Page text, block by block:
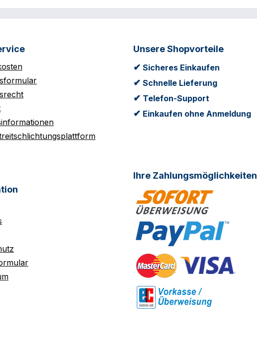
Unsere Shopvorteile
✔ Sicheres Einkaufen
✔ Schnelle Lieferung
✔ Telefon-Support
✔ Einkaufen ohne Anmeldung
Ihre Zahlungsmöglichkeiten